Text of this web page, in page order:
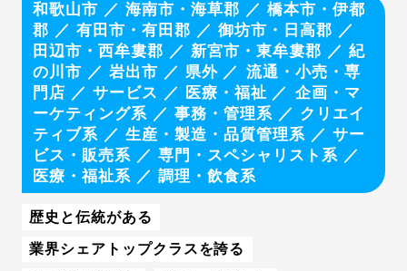
和歌山市 ／ 海南市・海草郡 ／ 橋本市・伊都
郡 ／ 有田市・有田郡 ／ 御坊市・日高郡 ／
田辺市・西牟婁郡 ／ 新宮市・東牟婁郡 ／ 紀
の川市 ／ 岩出市 ／ 県外
流通・小売・専
門店 ／ サービス ／ 医療・福祉
企画・マ
ーケティング系／ 事務・管理系／ クリエイ
ティブ系／ 生産・製造・品質管理系／ サー
ビス・販売系／ 専門・スペシャリスト系／
医療・福祉系／ 調理・飲食系
歴史と伝統がある
業界シェアトップクラスを誇る